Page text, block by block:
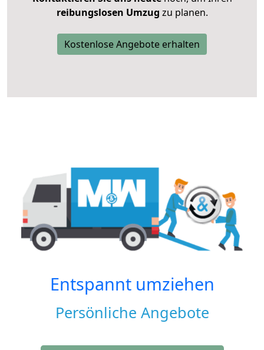
reibungslosen Umzug zu planen.
Kostenlose Angebote erhalten
Entspannt umziehen
Persönliche Angebote